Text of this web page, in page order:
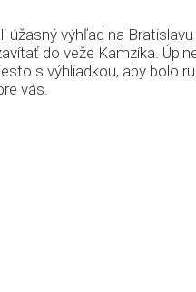
úžasný výhľad na
do veže Kamzíka.
s výhliadkou, aby bolo
vás.